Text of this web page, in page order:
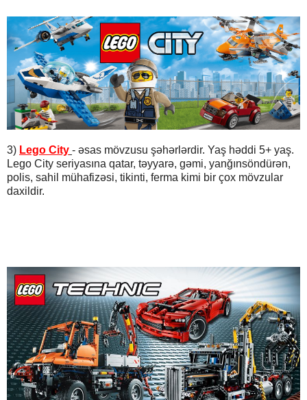
3) Lego City - əsas mövzusu şəhərlərdir. Yaş həddi 5+ yaş.
Lego City seriyasına qatar, təyyarə, gəmi, yanğınsöndürən,
polis, sahil mühafizəsi, tikinti, ferma kimi bir çox mövzular
daxildir.